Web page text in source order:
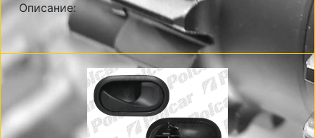
Описание: